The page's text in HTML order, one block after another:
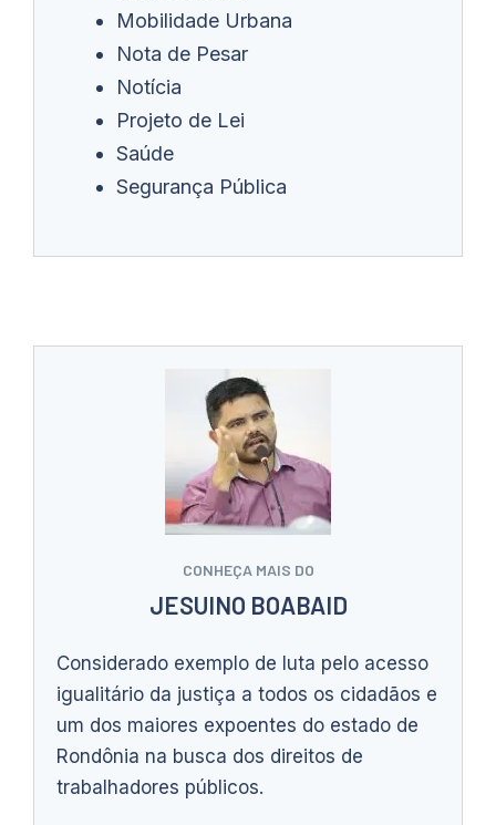
Mobilidade Urbana
Nota de Pesar
Notícia
Projeto de Lei
Saúde
Segurança Pública
CONHEÇA MAIS DO
JESUINO BOABAID
Considerado exemplo de luta pelo acesso
igualitário da justiça a todos os cidadãos e
um dos maiores expoentes do estado de
Rondônia na busca dos direitos de
trabalhadores públicos.